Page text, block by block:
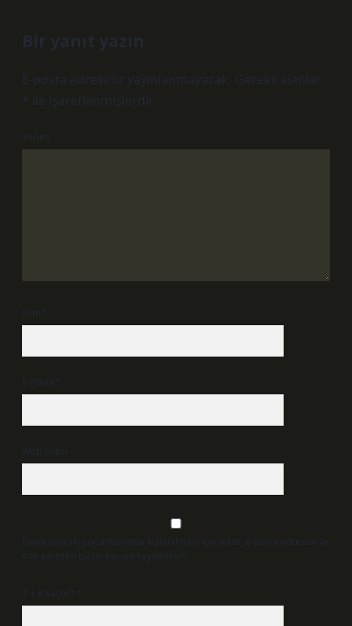
Bir yanıt yazın
E-posta adresiniz yayınlanmayacak. Gerekli alanlar
*
ile işaretlenmişlerdir
Yorum
İsim*
E-Posta*
Web Sitesi
Daha sonraki yorumlarımda kullanılması için adım, e-posta adresim ve
site adresim bu tarayıcıya kaydedilsin.
7 + 8 kaçtır? *